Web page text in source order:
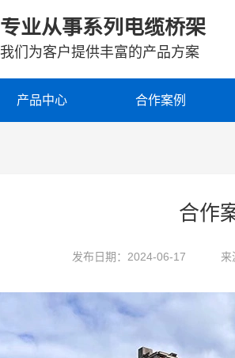
产品中心 合作案例
专业从事系列电缆桥架
我们为客户提供丰富的产品方案
合作
发布日期：2024-06-17 来